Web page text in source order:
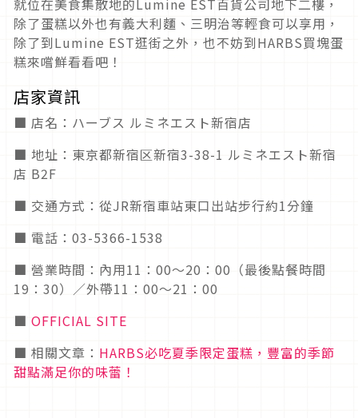
就位在美食集散地的Lumine EST百貨公司地下二樓，
除了蛋糕以外也有義大利麵、三明治等輕食可以享用，
除了到Lumine EST逛街之外，也不妨到HARBS買塊蛋
糕來嚐鮮看看吧！
店家資訊
■ 店名：ハーブス ルミネエスト新宿店
■ 地址：東京都新宿区新宿3-38-1 ルミネエスト新宿
店 B2F
■ 交通方式：從JR新宿車站東口出站步行約1分鐘
■ 電話：03-5366-1538
■ 營業時間：內用11：00～20：00（最後點餐時間
19：30）／外帶11：00～21：00
■ OFFICIAL SITE
■ 相關文章： HARBS必吃夏季限定蛋糕，豐富的季節
甜點滿足你的味蕾！